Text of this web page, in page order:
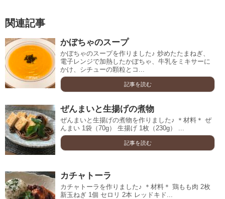
関連記事
かぼちゃのスープ
かぼちゃのスープを作りました♪ 炒めたたまねぎ、
電子レンジで加熱したかぼちゃ、牛乳をミキサーに
かけ、シチューの顆粒とコ...
記事を読む
ぜんまいと生揚げの煮物
ぜんまいと生揚げの煮物を作りました♪ ＊材料＊ ぜ
んまい 1袋（70g） 生揚げ 1枚（230g） ...
記事を読む
カチャトーラ
カチャトーラを作りました♪ ＊材料＊ 鶏もも肉 2枚
新玉ねぎ 1個 セロリ 2本 レッドキド...